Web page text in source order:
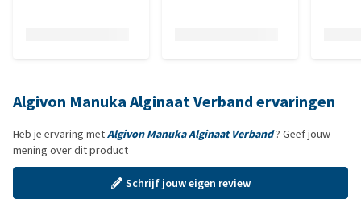
Algivon Manuka Alginaat Verband ervaringen
Heb je ervaring metAlgivon Manuka Alginaat Verband? Geef jouw
mening over dit product
Schrijf jouw eigen review